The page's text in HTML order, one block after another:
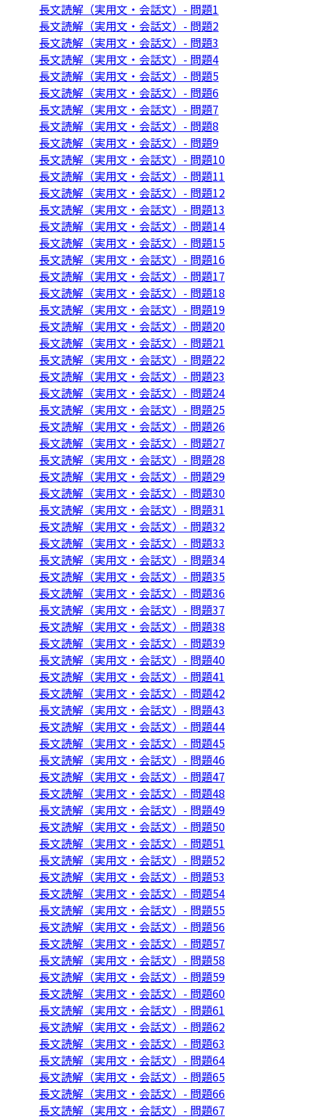
長文読解（実用文・会話文）- 問題1
長文読解（実用文・会話文）- 問題2
長文読解（実用文・会話文）- 問題3
長文読解（実用文・会話文）- 問題4
長文読解（実用文・会話文）- 問題5
長文読解（実用文・会話文）- 問題6
長文読解（実用文・会話文）- 問題7
長文読解（実用文・会話文）- 問題8
長文読解（実用文・会話文）- 問題9
長文読解（実用文・会話文）- 問題10
長文読解（実用文・会話文）- 問題11
長文読解（実用文・会話文）- 問題12
長文読解（実用文・会話文）- 問題13
長文読解（実用文・会話文）- 問題14
長文読解（実用文・会話文）- 問題15
長文読解（実用文・会話文）- 問題16
長文読解（実用文・会話文）- 問題17
長文読解（実用文・会話文）- 問題18
長文読解（実用文・会話文）- 問題19
長文読解（実用文・会話文）- 問題20
長文読解（実用文・会話文）- 問題21
長文読解（実用文・会話文）- 問題22
長文読解（実用文・会話文）- 問題23
長文読解（実用文・会話文）- 問題24
長文読解（実用文・会話文）- 問題25
長文読解（実用文・会話文）- 問題26
長文読解（実用文・会話文）- 問題27
長文読解（実用文・会話文）- 問題28
長文読解（実用文・会話文）- 問題29
長文読解（実用文・会話文）- 問題30
長文読解（実用文・会話文）- 問題31
長文読解（実用文・会話文）- 問題32
長文読解（実用文・会話文）- 問題33
長文読解（実用文・会話文）- 問題34
長文読解（実用文・会話文）- 問題35
長文読解（実用文・会話文）- 問題36
長文読解（実用文・会話文）- 問題37
長文読解（実用文・会話文）- 問題38
長文読解（実用文・会話文）- 問題39
長文読解（実用文・会話文）- 問題40
長文読解（実用文・会話文）- 問題41
長文読解（実用文・会話文）- 問題42
長文読解（実用文・会話文）- 問題43
長文読解（実用文・会話文）- 問題44
長文読解（実用文・会話文）- 問題45
長文読解（実用文・会話文）- 問題46
長文読解（実用文・会話文）- 問題47
長文読解（実用文・会話文）- 問題48
長文読解（実用文・会話文）- 問題49
長文読解（実用文・会話文）- 問題50
長文読解（実用文・会話文）- 問題51
長文読解（実用文・会話文）- 問題52
長文読解（実用文・会話文）- 問題53
長文読解（実用文・会話文）- 問題54
長文読解（実用文・会話文）- 問題55
長文読解（実用文・会話文）- 問題56
長文読解（実用文・会話文）- 問題57
長文読解（実用文・会話文）- 問題58
長文読解（実用文・会話文）- 問題59
長文読解（実用文・会話文）- 問題60
長文読解（実用文・会話文）- 問題61
長文読解（実用文・会話文）- 問題62
長文読解（実用文・会話文）- 問題63
長文読解（実用文・会話文）- 問題64
長文読解（実用文・会話文）- 問題65
長文読解（実用文・会話文）- 問題66
長文読解（実用文・会話文）- 問題67